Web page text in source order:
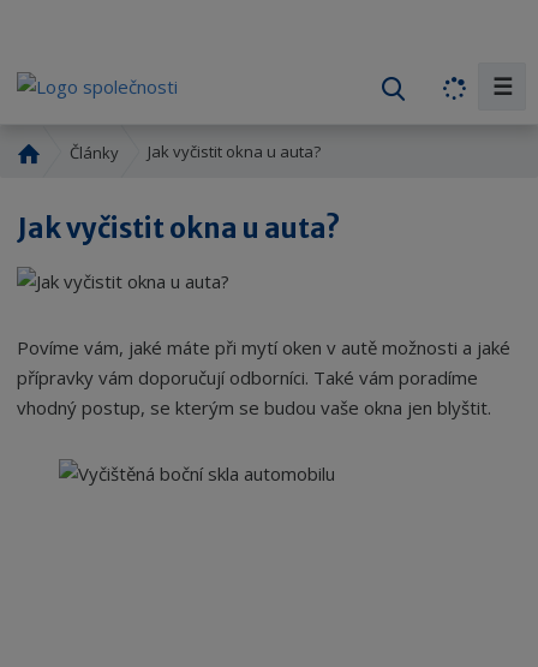
☰
d
í
r
a
n
Články Jak vyčistit okna u auta?
Jak vyčistit okna u auta?
Povíme vám, jaké máte při mytí oken v autě možnosti a jaké
přípravky vám doporučují odborníci. Také vám poradíme
vhodný postup, se kterým se budou vaše okna jen blyštit.